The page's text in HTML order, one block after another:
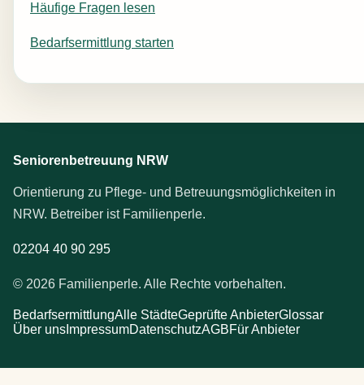
Häufige Fragen lesen
Bedarfsermittlung starten
Seniorenbetreuung NRW
Orientierung zu Pflege- und Betreuungsmöglichkeiten in
NRW. Betreiber ist Familienperle.
02204 40 90 295
© 2026 Familienperle. Alle Rechte vorbehalten.
BedarfsermittlungAlle StädteGeprüfte AnbieterGlossar
Über uns ImpressumDatenschutzAGBFür Anbieter